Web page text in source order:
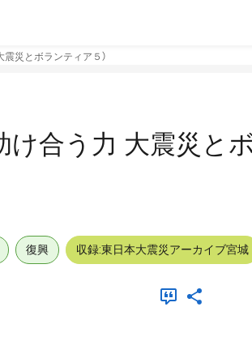
災とボランティア５）
け合う力 大震災と
復興 収録:東日本大震災アーカイブ宮城